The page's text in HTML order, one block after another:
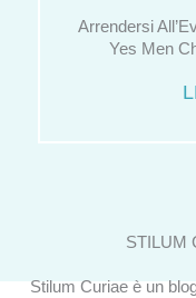
Arrendersi
Yes Men
STILUM
Stilum Curiae è un